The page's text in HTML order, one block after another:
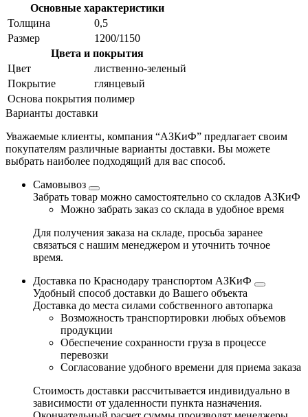
Основные характеристики
Толщина
0,5
Размер
1200/1150
Цвета и покрытия
Цвет
лиственно-зеленый
Покрытие
глянцевый
Основа покрытия полимер
Варианты доставки
Уважаемые клиенты, компания “АЗКиФ” предлагает своим
покупателям различные варианты доставки. Вы можете
выбрать наиболее подходящий для вас способ.
Самовывоз
Забрать товар можно самостоятельно со складов АЗКиФ
Можно забрать заказ со склада в удобное время
Для получения заказа на складе, просьба заранее
связаться с нашим менеджером и уточнить точное
время.
Доставка по Краснодару транспортом АЗКиФ
Удобный способ доставки до Вашего объекта
Доставка до места силами собственного автопарка
Возможность транспортировки любых объемов
продукции
Обеспечение сохранности груза в процессе
перевозки
Согласование удобного времени для приема заказа
Стоимость доставки рассчитывается индивидуально в
зависимости от удаленности пункта назначения.